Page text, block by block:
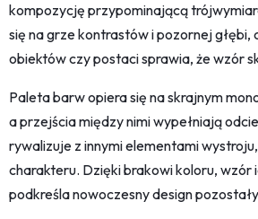
kompozycję przypominającą
się na grze kontrastów i pozornej
obiektów czy postaci sprawia, że wzór
Paleta barw opiera się na skrajnym
a przejścia między nimi wypełniają
rywalizuje z innymi elementami
charakteru. Dzięki brakowi koloru, wzór
podkreśla nowoczesny design